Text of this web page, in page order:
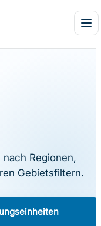
Regionen,
Gebietsfiltern.